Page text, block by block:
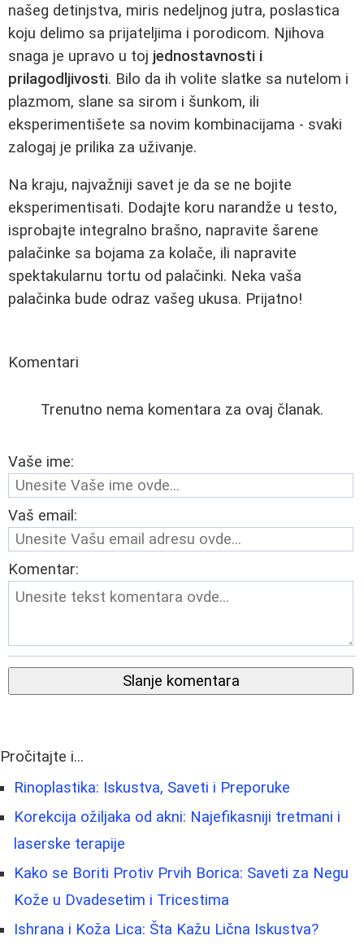
našeg detinjstva, miris nedeljnog jutra, poslastica
koju delimo sa prijateljima i porodicom. Njihova
snaga je upravo u toj jednostavnosti i
prilagodljivosti. Bilo da ih volite slatke sa nutelom i
plazmom, slane sa sirom i šunkom, ili
eksperimentišete sa novim kombinacijama - svaki
zalogaj je prilika za uživanje.
Na kraju, najvažniji savet je da se ne bojite
eksperimentisati. Dodajte koru narandže u testo,
isprobajte integralno brašno, napravite šarene
palačinke sa bojama za kolače, ili napravite
spektakularnu tortu od palačinki. Neka vaša
palačinka bude odraz vašeg ukusa. Prijatno!
Komentari
Trenutno nema komentara za ovaj članak.
Vaše ime:
Vaš email:
Komentar:
Slanje komentara
Pročitajte i...
Rinoplastika: Iskustva, Saveti i Preporuke
Korekcija ožiljaka od akni: Najefikasniji tretmani i
laserske terapije
Kako se Boriti Protiv Prvih Borica: Saveti za Negu
Kože u Dvadesetim i Tricestima
Ishrana i Koža Lica: Šta Kažu Lična Iskustva?